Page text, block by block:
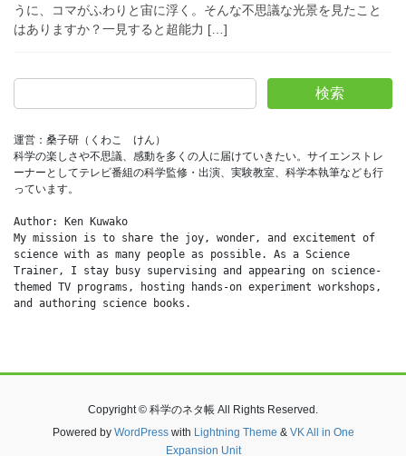
うに、コマがふわりと宙に浮く。そんな不思議な光景を見たこと
はありますか？一見すると超能力 […]
検索
運営：桑子研（くわこ　けん）
科学の楽しさや不思議、感動を多くの人に届けていきたい。サイエンストレ
ーナーとしてテレビ番組の科学監修・出演、実験教室、科学本執筆なども行
っています。
Author: Ken Kuwako
My mission is to share the joy, wonder, and excitement of
science with as many people as possible. As a Science
Trainer, I stay busy supervising and appearing on science-
themed TV programs, hosting hands-on experiment workshops,
and authoring science books.
Copyright © 科学のネタ帳 All Rights Reserved.
Powered by WordPresswith Lightning Theme & VK All in One
Expansion Unit